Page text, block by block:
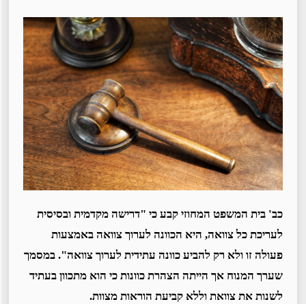
כב' בית המשפט המחוזי קבע כי "דרישה מקדמית ובסיסית
לעריכת כל צוואה, היא הכוונה לערוך צוואה באמצעות
פעולה זו ולא רק להביע כוונה עתידית לערוך צוואה". במסמך
שערך המנוח אך הייתה הצהרת כוונות כי הוא מתכוון בעתיד
לשנות את צוואת וללא קביעת הוראות מצוות.